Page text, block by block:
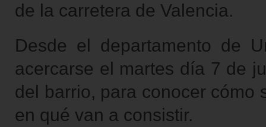
de la carretera de Valencia.
Desde el departamento de
acercarse el martes día 7 de
del barrio, para conocer cómo
en qué van a consistir.